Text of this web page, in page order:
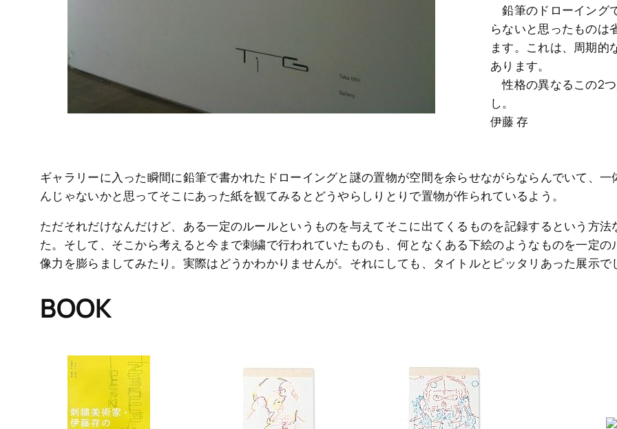
鉛筆のドローイング
らないと思ったものは
ます。これは、周期的
あります。
性格の異なるこの2
し。
伊藤 存
ギャラリーに入った瞬間に鉛筆で書かれたドローイングと謎の置物が空間を余らせながらならんでいて、
んじゃないかと思ってそこにあった紙を観てみるとどうやらしりとりで置物が作られているよう。
ただそれだけなんだけど、ある一定のルールというものを与えてそこに出てくるものを記録するという方
た。そして、そこから考えると今まで刺繍で行われていたものも、何となくある下絵のようなものを一定
像力を膨らましてみたり。実際はどうかわかりませんが。それにしても、タイトルとピッタリあった展示で
BOOK